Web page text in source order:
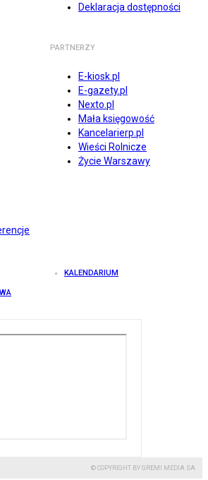
Deklaracja dostępności
PARTNERZY
E-kiosk.pl
E-gazety.pl
Nexto.pl
Mała księgowość
Kancelarierp.pl
Wieści Rolnicze
Życie Warszawy
KALENDARIUM
© COPYRIGHT BY GREMI MEDIA SA